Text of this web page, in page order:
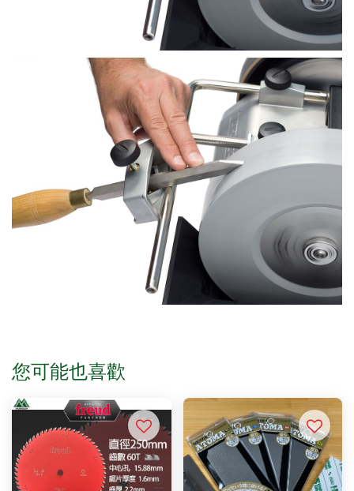
您可能也喜歡